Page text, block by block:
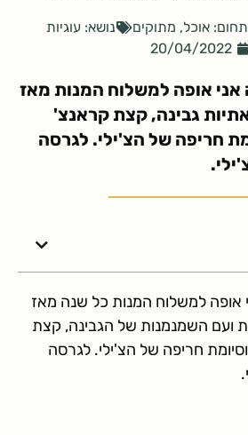
תחום: אוכל, מתוקים נושא: עוגיות
20/04/2022
אני אופה למשלוח המנות מאז
חמאתיות גבינה, קצת קראנצ'
חריפה של הצ'ילי. לגרסה
אופה למשלוח המנות כל שנה מאז
ועם השמנמנות של הגבינה, קצת
חריפה של הצ'ילי. לגרסה